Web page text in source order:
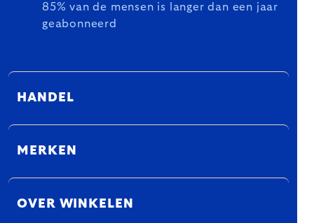
85% van de mensen is langer dan een jaar
geabonneerd
HANDEL
MERKEN
OVER WINKELEN